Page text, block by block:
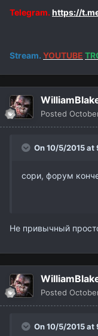
Telegram. https://
Stream. YOUTUBE
Posted
On 10/5/2015 at
сори, форум
Не привычный
Posted
On 10/5/2015 at